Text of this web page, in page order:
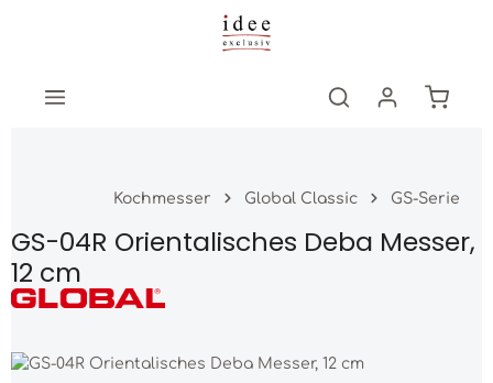
Zum Hauptinhalt springen
Kochmesser Global Classic GS-Serie
GS-04R Orientalisches Deba Messer,
12 cm
Bildergalerie überspringen